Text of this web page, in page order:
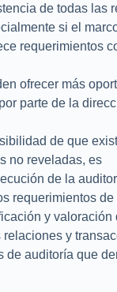
de todas las
si el
requerimientos
ofrecer más
parte de la
de que
no reveladas, es
de la
requerimientos de
y valoración
y
de auditoría que